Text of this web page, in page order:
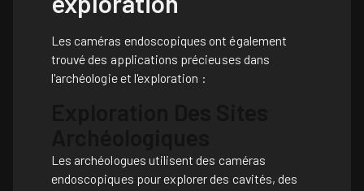
Les caméras endoscopiques ont également
trouvé des applications précieuses dans
l'archéologie et l'exploration :
Les archéologues utilisent des caméras
endoscopiques pour explorer des cavités, des